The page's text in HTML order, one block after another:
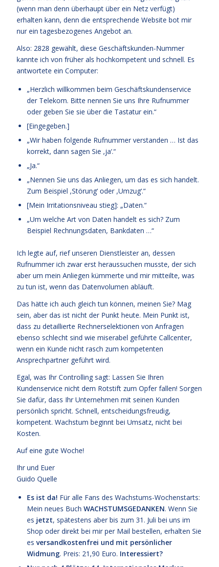
(wenn man denn überhaupt über ein Netz verfügt)
erhalten kann, denn die entsprechende Website bot mir
nur ein tagesbezogenes Angebot an.
Also: 2828 gewählt, diese Geschäftskunden-Nummer
kannte ich von früher als hochkompetent und schnell. Es
antwortete ein Computer:
„Herzlich willkommen beim Geschäftskundenservice
der Telekom. Bitte nennen Sie uns Ihre Rufnummer
oder geben Sie sie über die Tastatur ein.“
[Eingegeben.]
„Wir haben folgende Rufnummer verstanden … Ist das
korrekt, dann sagen Sie ,ja‘.“
„Ja.“
„Nennen Sie uns das Anliegen, um das es sich handelt.
Zum Beispiel ,Störung‘ oder ,Umzug‘.“
[Mein Irritationsniveau stieg]: „Daten.“
„Um welche Art von Daten handelt es sich? Zum
Beispiel Rechnungsdaten, Bankdaten …“
Ich legte auf, rief unseren Dienstleister an, dessen
Rufnummer ich zwar erst heraussuchen musste, der sich
aber um mein Anliegen kümmerte und mir mitteilte, was
zu tun ist, wenn das Datenvolumen abläuft.
Das hätte ich auch gleich tun können, meinen Sie? Mag
sein, aber das ist nicht der Punkt heute. Mein Punkt ist,
dass zu detaillierte Rechnerselektionen von Anfragen
ebenso schlecht sind wie miserabel geführte Callcenter,
wenn ein Kunde nicht rasch zum kompetenten
Ansprechpartner geführt wird.
Egal, was Ihr Controlling sagt: Lassen Sie Ihren
Kundenservice nicht dem Rotstift zum Opfer fallen! Sorgen
Sie dafür, dass Ihr Unternehmen mit seinen Kunden
persönlich spricht. Schnell, entscheidungsfreudig,
kompetent. Wachstum beginnt bei Umsatz, nicht bei
Kosten.
Auf eine gute Woche!
Ihr und Euer
Guido Quelle
Es ist da! Für alle Fans des Wachstums-Wochenstarts:
Mein neues Buch WACHSTUMSGEDANKEN. Wenn Sie
es jetzt, spätestens aber bis zum 31. Juli bei uns im
Shop oder direkt bei mir per Mail bestellen, erhalten Sie
es versandkostenfrei und mit persönlicher
Widmung. Preis: 21,90 Euro. Interessiert?